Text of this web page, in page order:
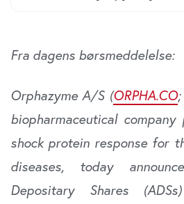
Fra dagens børsmeddelelse:
Orphazyme A/S (ORPHA.CO
biopharmaceutical
shock protein response for
diseases, today
Depositary Shares